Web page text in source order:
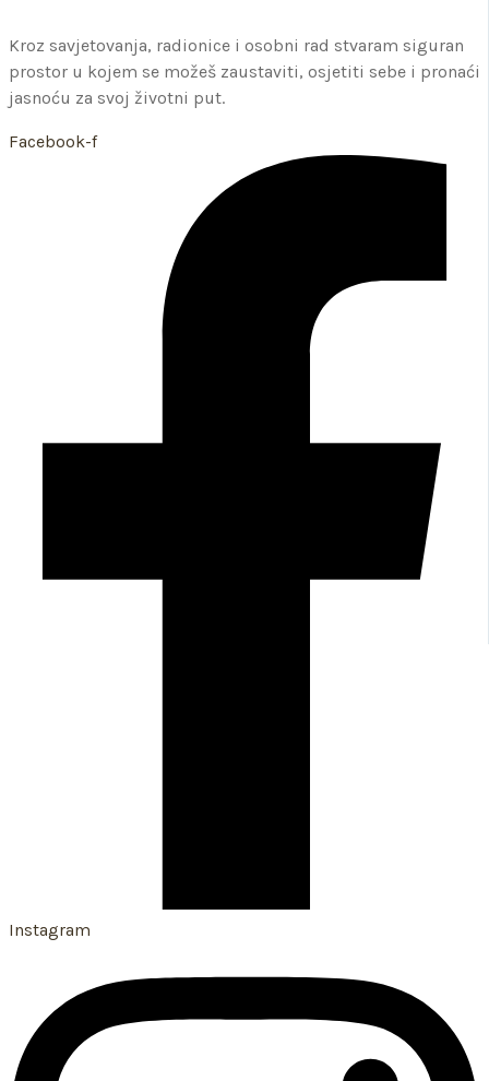
Kroz savjetovanja, radionice i osobni rad stvaram siguran
prostor u kojem se možeš zaustaviti, osjetiti sebe i pronaći
jasnoću za svoj životni put.
Facebook-f
Instagram